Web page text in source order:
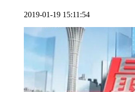
2019-01-19 15:11:54